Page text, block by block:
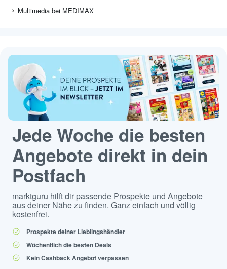
Multimedia bei MEDIMAX
Jede Woche die besten
Angebote direkt in dein
Postfach
marktguru hilft dir passende Prospekte und Angebote
aus deiner Nähe zu finden. Ganz einfach und völlig
kostenfrei.
Prospekte deiner Lieblingshändler
Wöchentlich die besten Deals
Kein Cashback Angebot verpassen